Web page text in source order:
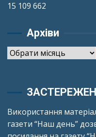
15 109 662
Архіви
Архіви
Використання
газети “Наш день”